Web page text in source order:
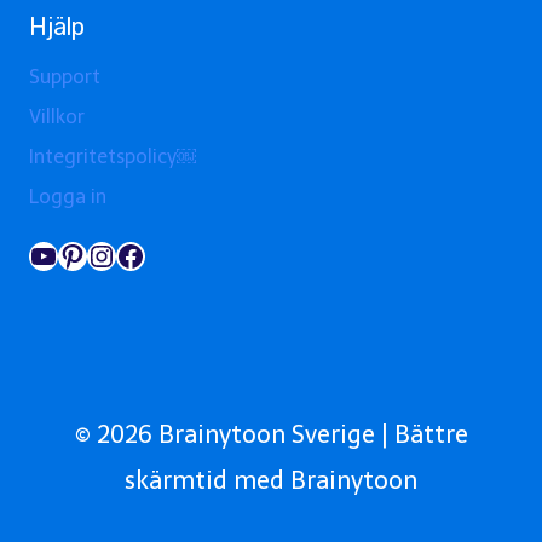
Hjälp
Support
Villkor
Integritetspolicy￼
Logga in
YouTube
Pinterest
Instagram
Facebook
© 2026 Brainytoon Sverige | Bättre
skärmtid med Brainytoon